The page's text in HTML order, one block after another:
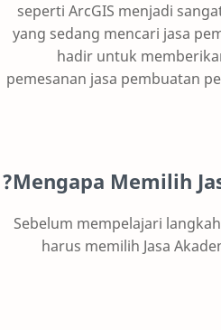
seperti ArcGIS menjadi
yang sedang mencari jasa
hadir untuk
pemesanan jasa pembuatan
Mengapa Memilih
Sebelum mempelajari
harus memilih Jasa